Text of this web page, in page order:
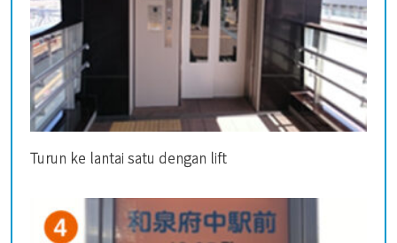
Turun ke lantai satu dengan lift